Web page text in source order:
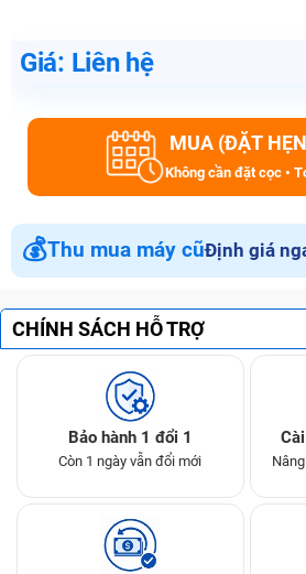
Giá: Liên hệ
MUA (ĐẶT
Không cần đặt cọc •
💰Thu mua máy cũĐịnh giá
CHÍNH SÁCH HỖ TRỢ
Bảo hành 1 đổi 1
Còn 1 ngày vẫn đổi mới